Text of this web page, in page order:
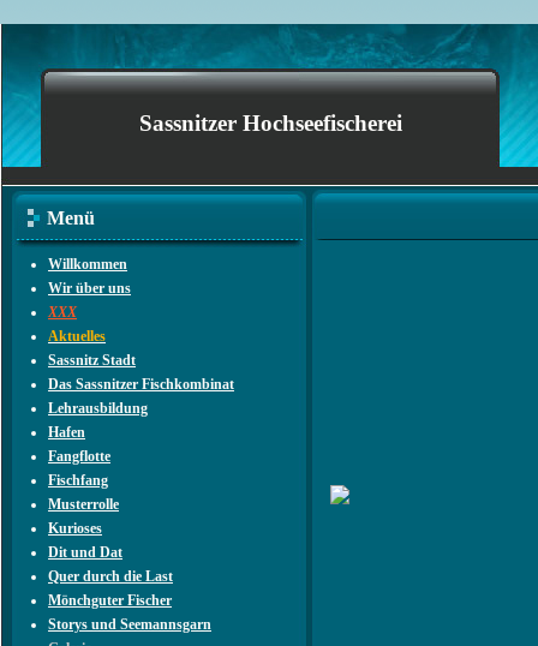
Sassnitzer Hochseefischerei
Menü
Willkommen
Wir über uns
XXX
Aktuelles
Sassnitz Stadt
Das Sassnitzer Fischkombinat
Lehrausbildung
Hafen
Fangflotte
Fischfang
Musterrolle
Kurioses
Dit und Dat
Quer durch die Last
Mönchguter Fischer
Storys und Seemannsgarn